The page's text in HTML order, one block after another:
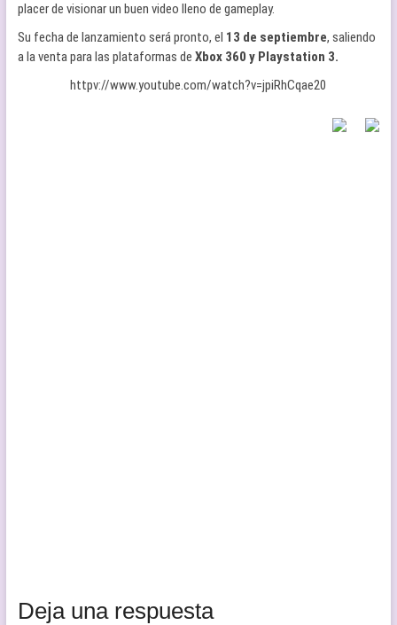
placer de visionar un buen video lleno de gameplay.
Su fecha de lanzamiento será pronto, el 13 de septiembre, saliendo
a la venta para las plataformas de Xbox 360 y Playstation 3.
httpv://www.youtube.com/watch?v=jpiRhCqae20
Deja una respuesta